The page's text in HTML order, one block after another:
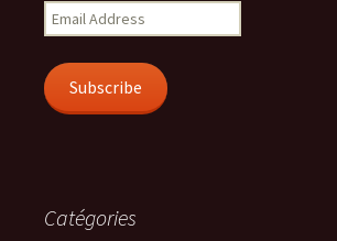
Email
Address
Subscribe
Catégories